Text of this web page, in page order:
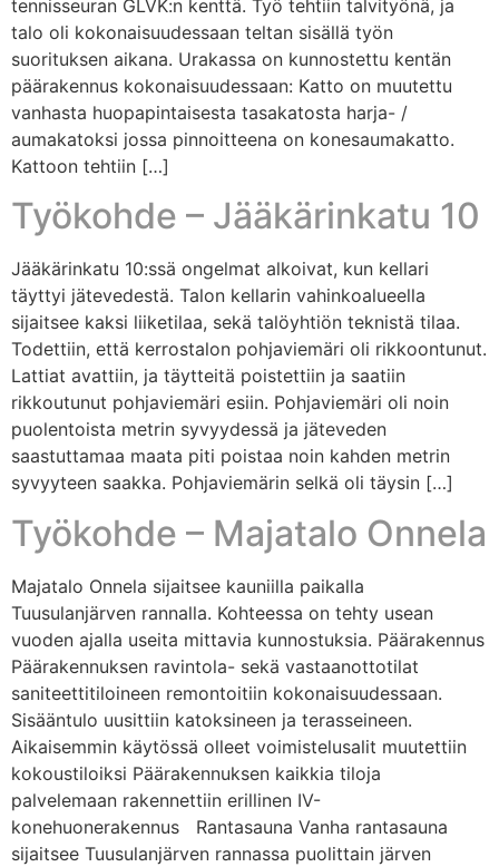
tennisseuran GLVK:n kenttä. Työ tehtiin talvityönä, ja
talo oli kokonaisuudessaan teltan sisällä työn
suorituksen aikana. Urakassa on kunnostettu kentän
päärakennus kokonaisuudessaan: Katto on muutettu
vanhasta huopapintaisesta tasakatosta harja- /
aumakatoksi jossa pinnoitteena on konesaumakatto.
Kattoon tehtiin […]
Työkohde – Jääkärinkatu 10
Jääkärinkatu 10:ssä ongelmat alkoivat, kun kellari
täyttyi jätevedestä. Talon kellarin vahinkoalueella
sijaitsee kaksi liiketilaa, sekä talöyhtiön teknistä tilaa.
Todettiin, että kerrostalon pohjaviemäri oli rikkoontunut.
Lattiat avattiin, ja täytteitä poistettiin ja saatiin
rikkoutunut pohjaviemäri esiin. Pohjaviemäri oli noin
puolentoista metrin syvyydessä ja jäteveden
saastuttamaa maata piti poistaa noin kahden metrin
syvyyteen saakka. Pohjaviemärin selkä oli täysin […]
Työkohde – Majatalo Onnela
Majatalo Onnela sijaitsee kauniilla paikalla
Tuusulanjärven rannalla. Kohteessa on tehty usean
vuoden ajalla useita mittavia kunnostuksia. Päärakennus
Päärakennuksen ravintola- sekä vastaanottotilat
saniteettitiloineen remontoitiin kokonaisuudessaan.
Sisääntulo uusittiin katoksineen ja terasseineen.
Aikaisemmin käytössä olleet voimistelusalit muutettiin
kokoustiloiksi Päärakennuksen kaikkia tiloja
palvelemaan rakennettiin erillinen IV-
konehuonerakennus Rantasauna Vanha rantasauna
sijaitsee Tuusulanjärven rannassa puolittain järven